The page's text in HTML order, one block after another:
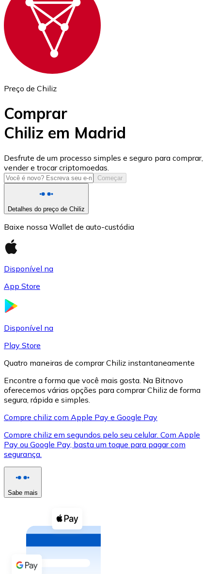
Ethereum
ETH
USD Coin
USDC
XRP
XRP
Ver tudo
Cupons cripto
Compre criptomoedas com dinheiro e outros
Comprar com dinheiro
Transferência SEPA
Preço de Chiliz
Comprar
Chiliz em Madrid
Desfrute de um processo simples e seguro para comprar,
vender e trocar criptomoedas.
Começar
Detalhes do preço de Chiliz
Baixe nossa Wallet de auto-custódia
Disponível na
App Store
Disponível na
Play Store
Quatro maneiras de comprar Chiliz instantaneamente
Encontre a forma que você mais gosta. Na Bitnovo
oferecemos várias opções para comprar Chiliz de forma
segura, rápida e simples.
Compre chiliz com Apple Pay e Google Pay
Compre chiliz em segundos pelo seu celular. Com Apple
Pay ou Google Pay, basta um toque para pagar com
segurança.
Sabe mais